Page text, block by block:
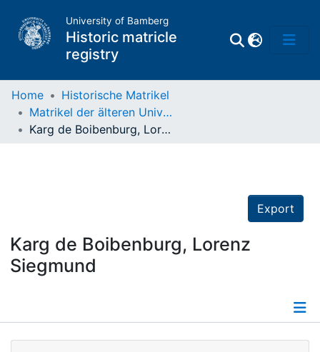
University of Bamberg
Historic matricle
registry
Matrikel
Home
Historische Matrikel
Matrikel der älteren Universität
Karg de Boibenburg, Lorenz Siegmund
Export
Karg de Boibenburg, Lorenz
Siegmund
Details